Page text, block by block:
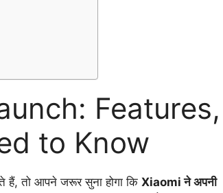
Features,
to Know
हैं, तो आपने जरूर सुना होगा कि Xiaomi ने अपनी